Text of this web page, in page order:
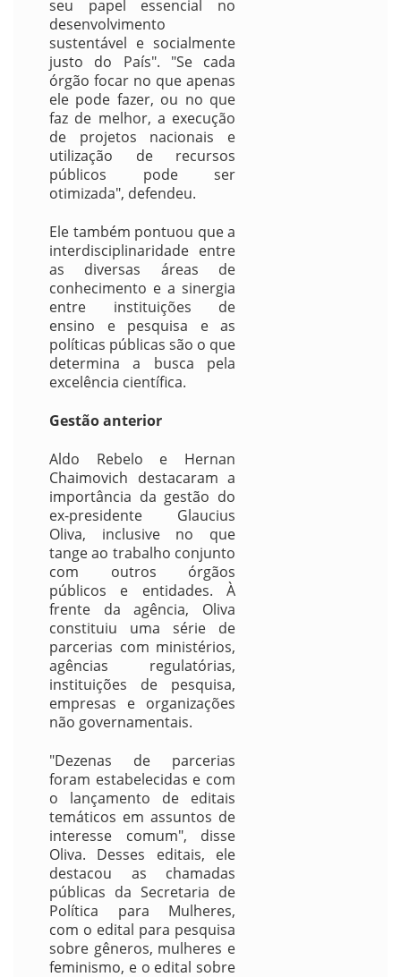
seu papel essencial no
desenvolvimento
sustentável e socialmente
justo do País". "Se cada
órgão focar no que apenas
ele pode fazer, ou no que
faz de melhor, a execução
de projetos nacionais e
utilização de recursos
públicos pode ser
otimizada", defendeu.
Ele também pontuou que a
interdisciplinaridade entre
as diversas áreas de
conhecimento e a sinergia
entre instituições de
ensino e pesquisa e as
políticas públicas são o que
determina a busca pela
excelência científica.
Gestão anterior
Aldo Rebelo e Hernan
Chaimovich destacaram a
importância da gestão do
ex-presidente Glaucius
Oliva, inclusive no que
tange ao trabalho conjunto
com outros órgãos
públicos e entidades. À
frente da agência, Oliva
constituiu uma série de
parcerias com ministérios,
agências regulatórias,
instituições de pesquisa,
empresas e organizações
não governamentais.
"Dezenas de parcerias
foram estabelecidas e com
o lançamento de editais
temáticos em assuntos de
interesse comum", disse
Oliva. Desses editais, ele
destacou as chamadas
públicas da Secretaria de
Política para Mulheres,
com o edital para pesquisa
sobre gêneros, mulheres e
feminismo, e o edital sobre